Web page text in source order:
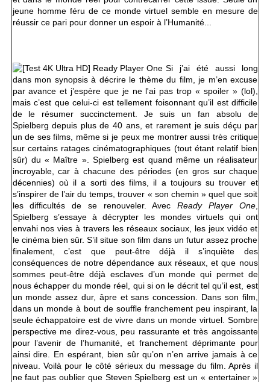
jeune homme féru de ce monde virtuel semble en mesure de
réussir ce pari pour donner un espoir à l’Humanité...
Si j’ai été aussi long
dans mon synopsis à décrire le thème du film, je m’en excuse
par avance et j’espère que je ne l'ai pas trop « spoiler » (lol),
mais c’est que celui-ci est tellement foisonnant qu’il est difficile
de le résumer succinctement. Je suis un fan absolu de
Spielberg depuis plus de 40 ans, et rarement je suis déçu par
un de ses films, même si je peux me montrer aussi très critique
sur certains ratages cinématographiques (tout étant relatif bien
sûr) du « Maître ». Spielberg est quand même un réalisateur
incroyable, car à chacune des périodes (en gros sur chaque
décennies) où il a sorti des films, il a toujours su trouver et
s’inspirer de l’air du temps, trouver « son chemin » quel que soit
les difficultés de se renouveler. Avec Ready Player One,
Spielberg s’essaye à décrypter les mondes virtuels qui ont
envahi nos vies à travers les réseaux sociaux, les jeux vidéo et
le cinéma bien sûr. S’il situe son film dans un futur assez proche
finalement, c’est que peut-être déjà il s’inquiète des
conséquences de notre dépendance aux réseaux, et que nous
sommes peut-être déjà esclaves d’un monde qui permet de
nous échapper du monde réel, qui si on le décrit tel qu’il est, est
un monde assez dur, âpre et sans concession. Dans son film,
dans un monde à bout de souffle franchement peu inspirant, la
seule échappatoire est de vivre dans un monde virtuel. Sombre
perspective me direz-vous, peu rassurante et très angoissante
pour l’avenir de l’humanité, et franchement déprimante pour
ainsi dire. En espérant, bien sûr qu’on n’en arrive jamais à ce
niveau. Voilà pour le côté sérieux du message du film. Après il
ne faut pas oublier que Steven Spielberg est un « entertainer »